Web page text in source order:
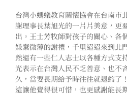
台灣小螞蟻教育關懷協會在台南市
謝理事長葉旭光的一片片美意，更
出。王士芳牧師對孩子的關心、各
嫌棄微薄的謝禮，千里迢迢來到北
然還有一些仁人志士以各種方式支
光表示在台灣人民不乏善意、也不
久，當要長期給予時往往就退縮了
這讓他覺得很可惜，也更感謝能長